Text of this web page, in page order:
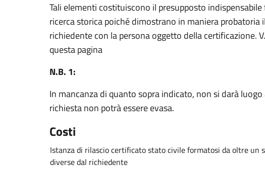
Tali elementi costituiscono il presupposto
ricerca storica poiché dimostrano in maniera probatoria
richiedente con la persona oggetto della certificazione.
questa pagina
N.B. 1:
In mancanza di quanto sopra indicato, non si darà
richiesta non potrà essere evasa.
Costi
Istanza di rilascio certificato stato civile formatosi da oltre un
diverse dal richiedente